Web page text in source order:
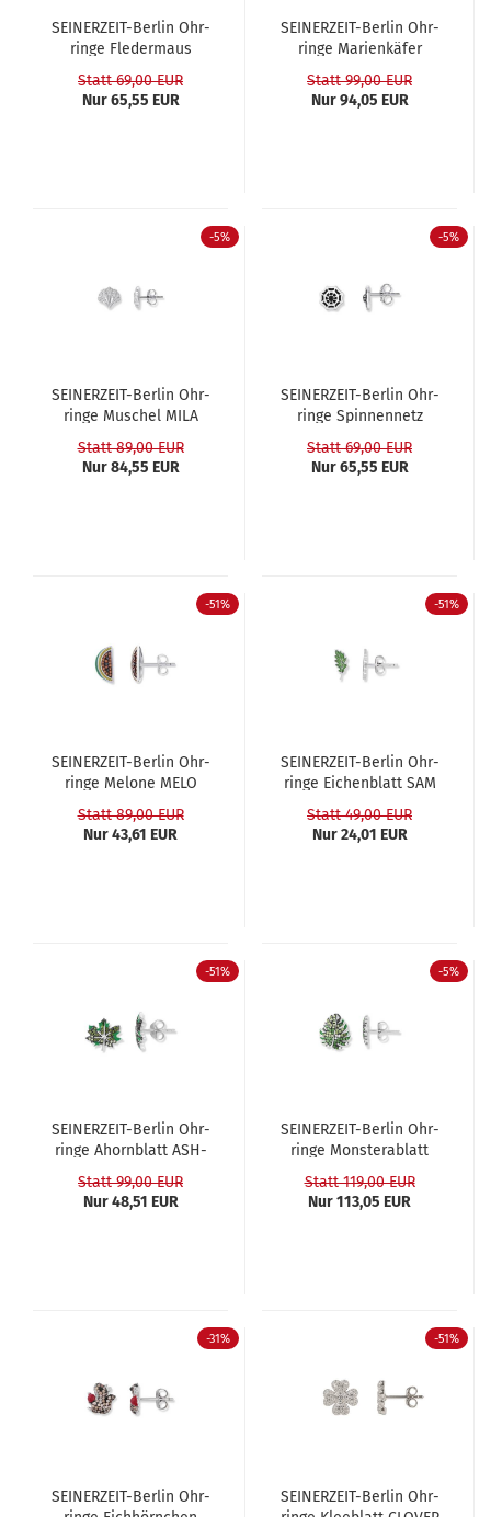
SEINERZEIT-​​Ber­lin Ohr­
rin­ge Fle­der­maus
Statt 69,00 EUR
Nur 65,55 EUR
SEINERZEIT-​​Ber­lin Ohr­
rin­ge Ma­ri­en­kä­fer
Statt 99,00 EUR
Nur 94,05 EUR
-5%
SEINERZEIT-​​Ber­lin Ohr­
rin­ge Mu­schel MILA
Statt 89,00 EUR
Nur 84,55 EUR
-5%
SEINERZEIT-​​Ber­lin Ohr­
rin­ge Spin­nen­netz
Statt 69,00 EUR
Nur 65,55 EUR
-51%
SEINERZEIT-​​Ber­lin Ohr­
rin­ge Me­lo­ne MELO
Statt 89,00 EUR
Nur 43,61 EUR
-51%
SEINERZEIT-​​Ber­lin Ohr­
rin­ge Ei­chen­blatt SAM
Statt 49,00 EUR
Nur 24,01 EUR
-51%
SEINERZEIT-​​Ber­lin Ohr­
rin­ge Ahorn­blatt ASH­
Statt 99,00 EUR
Nur 48,51 EUR
-5%
SEINERZEIT-​​Ber­lin Ohr­
rin­ge Mons­ter­a­blatt
Statt 119,00 EUR
Nur 113,05 EUR
-31%
SEINERZEIT-​​Ber­lin Ohr­
-51%
SEINERZEIT-​​Ber­lin Ohr­